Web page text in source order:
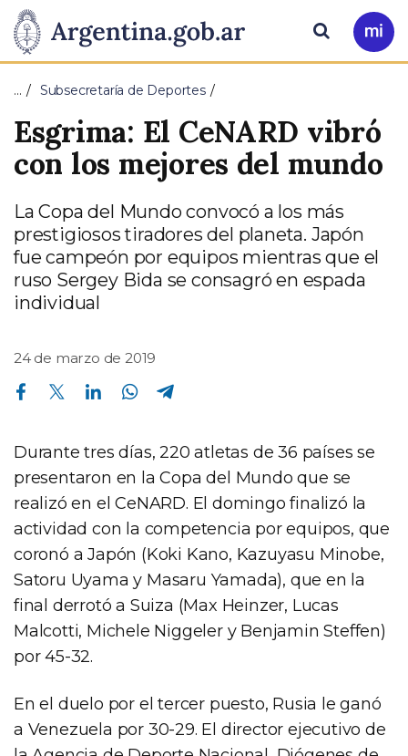
Presidencia
de
la
Nación
Pasar al contenido principal
Ir
a
Buscar
… Subsecretaría de Deportes
Esgrima: El CeNARD vibró
con los mejores del mundo
La Copa del Mundo convocó a los más
prestigiosos tiradores del planeta. Japón
fue campeón por equipos mientras que el
ruso Sergey Bida se consagró en espada
individual
24 de marzo de 2019
Compartir en Facebook Compartir en Twitter Compartir en Linkedin Compartir en Whatsapp
Durante tres días, 220 atletas de 36 países se
presentaron en la Copa del Mundo que se
realizó en el CeNARD. El domingo finalizó la
actividad con la competencia por equipos, que
coronó a Japón (Koki Kano, Kazuyasu Minobe,
Satoru Uyama y Masaru Yamada), que en la
final derrotó a Suiza (Max Heinzer, Lucas
Malcotti, Michele Niggeler y Benjamin Steffen)
por 45-32.
En el duelo por el tercer puesto, Rusia le ganó
a Venezuela por 30-29. El director ejecutivo de